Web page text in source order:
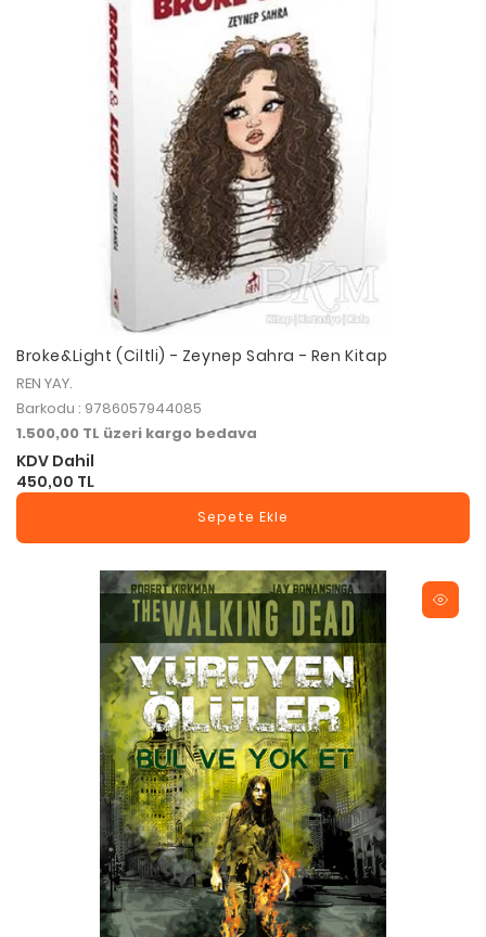
Broke&Light (Ciltli) - Zeynep Sahra - Ren Kitap
REN YAY.
Barkodu : 9786057944085
1.500,00 TL üzeri kargo bedava
KDV Dahil
450,00 TL
Sepete Ekle